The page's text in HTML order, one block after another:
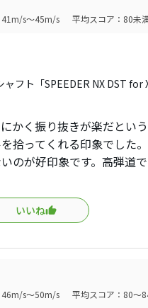
41m/s～45m/s 平均スコア：80未
フト「SPEEDER NX DST for
かく振り抜きが楽だとい
拾ってくれる印象でした
のが好印象です。高弾道
て振れました。力まずに
ます。
いいね
46m/s～50m/s 平均スコア：80～